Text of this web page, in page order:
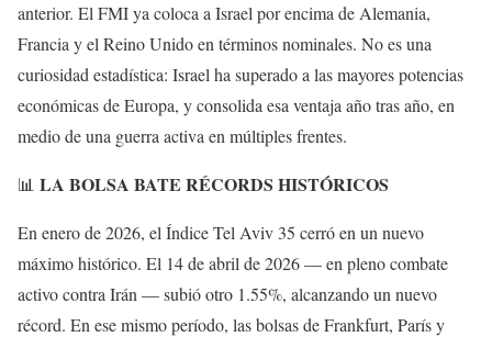
anterior. El FMI ya coloca a Israel por encima de Alemania,
Francia y el Reino Unido en términos nominales. No es una
curiosidad estadística: Israel ha superado a las mayores potencias
económicas de Europa, y consolida esa ventaja año tras año, en
medio de una guerra activa en múltiples frentes.
📊 LA BOLSA BATE RÉCORDS HISTÓRICOS
En enero de 2026, el Índice Tel Aviv 35 cerró en un nuevo
máximo histórico. El 14 de abril de 2026 — en pleno combate
activo contra Irán — subió otro 1.55%, alcanzando un nuevo
récord. En ese mismo período, las bolsas de Frankfurt, París y